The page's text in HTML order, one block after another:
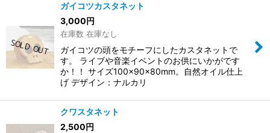
並び順:
絞り込む
ガイコツカスタネット
3,000円
在庫数 在庫なし
ガイコツの頭をモチーフにしたカスタネットで
す。 ライブや音楽イベントのお供にいかがです
か！！ サイズ100×90×80mm。自然オイル仕上
げ デザイン：ナルカリ
クワスタネット
2,500円